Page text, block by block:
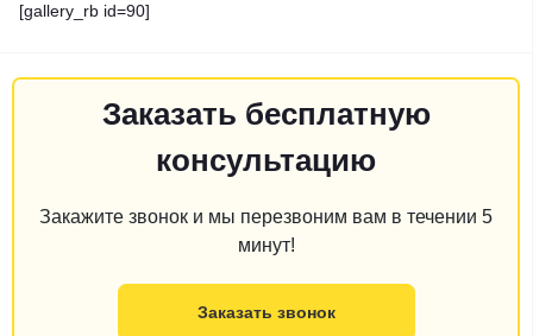
[gallery_rb id=90]
Заказать бесплатную
консультацию
Закажите звонок и мы перезвоним вам в течении 5
минут!
Заказать звонок